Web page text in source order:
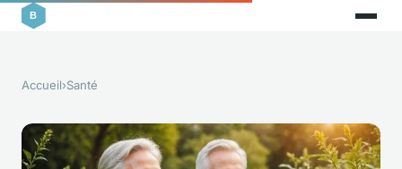
Accueil›Santé